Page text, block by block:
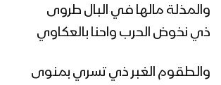
مونتاج زامل الله معنا |
1442هـ
مونتاج زامل ذويب العز ||
والمذلة مالها في البال طروى
ذي نخوض الحرب واحنا بالعكاوي
والطقوم الغبر ذي تسري بمنوى